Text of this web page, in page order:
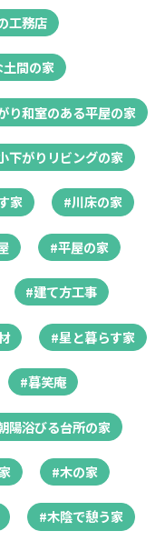
工務店
間の家
り和室のある平屋の家
下がりリビングの家
家 #川床の家
#平屋の家
#建て方工事
#星と暮らす家
#暮笑庵
陽浴びる台所の家
#木の家
#木陰で憩う家